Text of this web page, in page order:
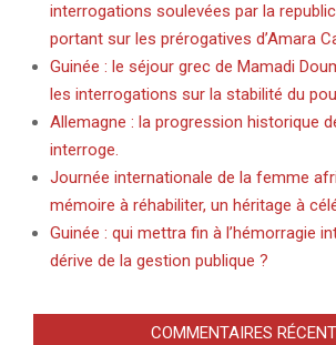
interrogations soulevées par la
portant sur les prérogatives d’Amara
Guinée : le séjour grec de Mamadi
les interrogations sur la stabilité du
Allemagne : la progression historique
interroge.
Journée internationale de la femme
mémoire à réhabiliter, un héritage à
Guinée : qui mettra fin à l’hémorragie
dérive de la gestion publique ?
COMMENTAIRES